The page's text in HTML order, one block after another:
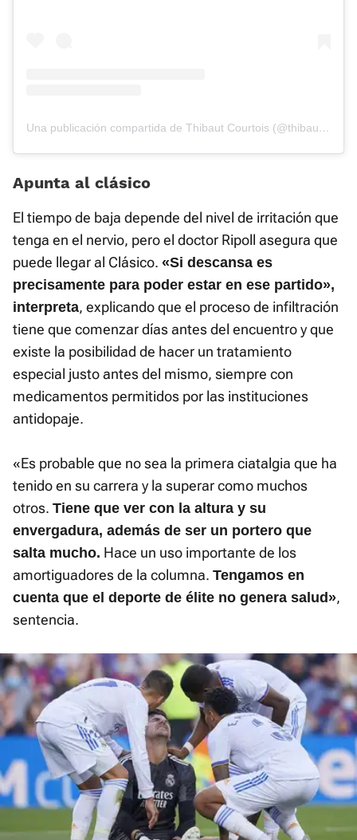
Una publicación compartida de Thibaut Courtois (@thibautcourtois)
Apunta al clásico
El tiempo de baja depende del nivel de irritación que
tenga en el nervio, pero el doctor Ripoll asegura que
puede llegar al Clásico. «Si descansa es
precisamente para poder estar en ese partido»,
interpreta, explicando que el proceso de infiltración
tiene que comenzar días antes del encuentro y que
existe la posibilidad de hacer un tratamiento
especial justo antes del mismo, siempre con
medicamentos permitidos por las instituciones
antidopaje.
«Es probable que no sea la primera ciatalgia que ha
tenido en su carrera y la superar como muchos
otros. Tiene que ver con la altura y su
envergadura, además de ser un portero que
salta mucho. Hace un uso importante de los
amortiguadores de la columna. Tengamos en
cuenta que el deporte de élite no genera salud»,
sentencia.